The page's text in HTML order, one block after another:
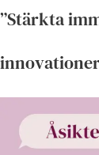
”Stärkta